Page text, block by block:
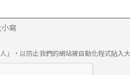
寫
」，以防止我們的網站被自動化程式貼入